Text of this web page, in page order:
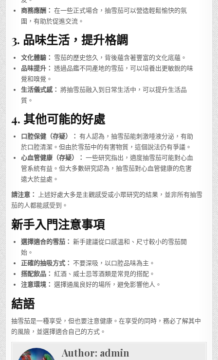
商務應酬： 在一些正式場合，抽雪茄可以營造輕鬆愉快的氛
圍，有助於促進交流。
3. 品味生活，提升格調
文化體驗： 雪茄的歷史悠久，背後蘊含著豐富的文化底蘊。
品味提升： 透過品鑑不同產地的雪茄，可以培養出更敏銳的味
覺和嗅覺。
生活儀式感： 將抽雪茄融入到日常生活中，可以提升生活品
質。
4. 其他可能的好處
口腔保健（存疑）： 有人認為，抽雪茄能刺激唾液分泌，有助
於口腔清潔。但由於雪茄中的有害物質，這個說法仍有爭議。
心血管健康（存疑）： 一些研究指出，適度抽雪茄可能對心血
管系統有益。但大多數研究認為，抽雪茄對心血管健康的危害
遠大於益處。
請注意：
上述好處大多是主觀感受或小眾研究的結果，並非所有抽雪
茄的人都能感受到。
新手入門注意事項
選擇適合的雪茄： 新手建議從口感溫和、尺寸較小的雪茄開
始。
正確的抽吸方式： 不要深吸，以口腔品味為主。
搭配飲品： 紅酒、威士忌等酒類是常見的搭配。
注意環境： 選擇通風良好的場所，避免影響他人。
結語
抽雪茄是一種享受，但也要注意健康。在享受的同時，務必了解其中
的風險，並選擇適合自己的方式。
Author: admin